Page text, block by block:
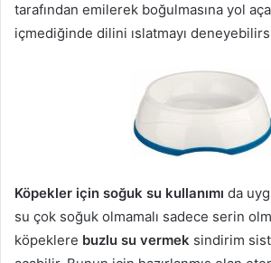
tarafından emilerek boğulmasına yol
içmediğinde dilini ıslatmayı
Köpekler için soğuk su kullanımı da
su çok soğuk olmamalı sadece serin
köpeklere buzlu su vermek sindirim